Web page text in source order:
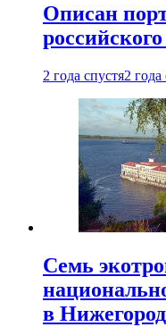
Описан
2 года спустя2 года
Семь
в